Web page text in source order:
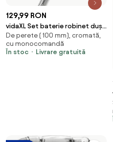
129,99 RON
vidaXL Set baterie robinet duș
pentru baie, crom
De perete ( 100 mm), cromată,
cu monocomandă
În stoc
Livrare gratuită